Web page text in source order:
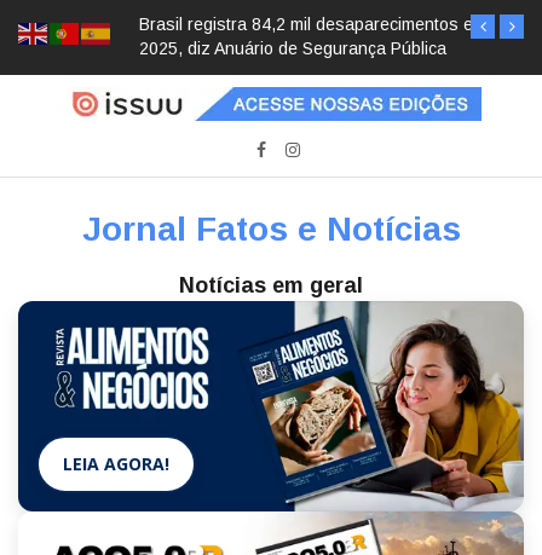
Brasil registra 84,2 mil desaparecimentos em
2025, diz Anuário de Segurança Pública
Jornal Fatos e Notícias
Notícias em geral
LEIA AGORA!